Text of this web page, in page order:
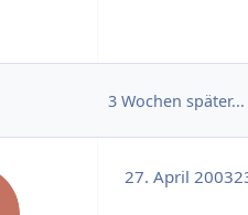
3 Wochen später...
27. April 2003